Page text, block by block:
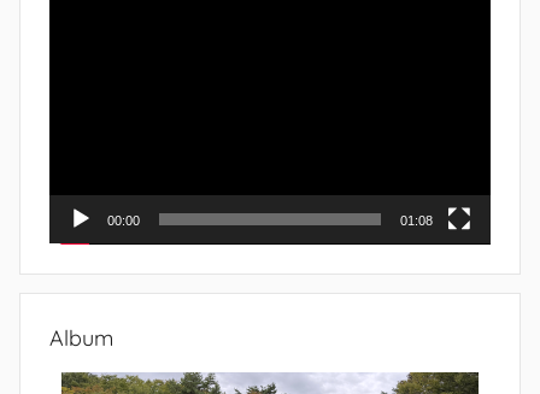
00:00 01:08
Album